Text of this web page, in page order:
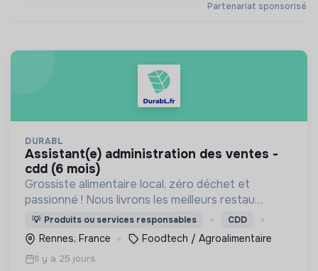
Partenariat sponsorisé
DURABL
assistant(e) administration des ventes -
cdd (6 mois)
Grossiste alimentaire local, zéro déchet et
passionné ! Nous livrons les meilleurs restau
bretons en contenants consignés
💡 Produits ou services responsables CDD
Rennes, France Foodtech / Agroalimentaire
Il y a 25 jours